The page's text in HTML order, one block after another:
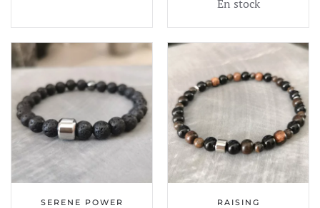
En stock
SERENE POWER
RAISING